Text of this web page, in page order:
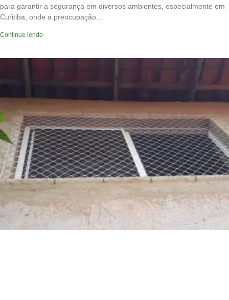
para garantir a segurança em diversos ambientes, especialmente em
Curitiba, onde a preocupação…
Continue lendo